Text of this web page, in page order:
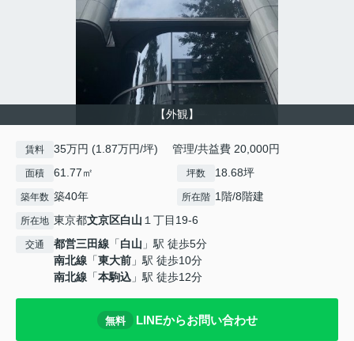
【外観】
賃料 35万円 (1.87万円/坪) 管理/共益費 20,000円
面積 61.77㎡ 坪数 18.68坪
築年数 築40年 所在階 1階/8階建
所在地 東京都文京区白山 １丁目19-6
交通 都営三田線 「白山 」駅 徒歩5分
南北線 「東大前 」駅 徒歩10分
南北線 「本駒込 」駅 徒歩12分
無料 LINEからお問い合わせ